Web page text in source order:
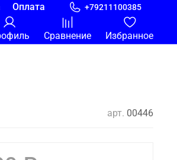
Оплата +79211100385
Сравнение Избранное
арт. 00446